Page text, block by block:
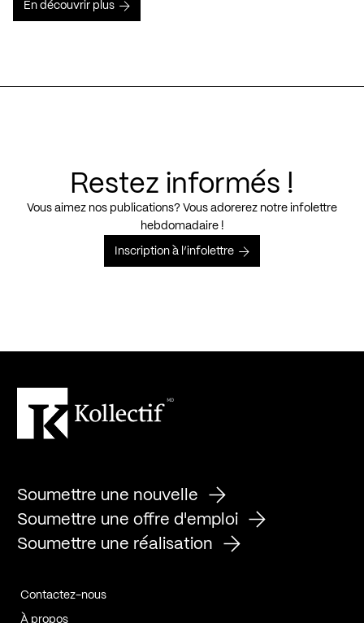
En découvrir plus
Restez informés !
Vous aimez nos publications? Vous adorerez notre infolettre
hebdomadaire !
Inscription à l’infolettre
Soumettre une nouvelle
Soumettre une offre d'emploi
Soumettre une réalisation
Contactez-nous
À propos